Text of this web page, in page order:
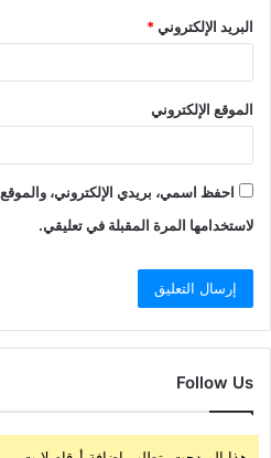
البريد الإلكتروني*
الموقع الإلكتروني
احفظ اسمي، بريدي الإلكتروني،
لاستخدامها المرة المقبلة في تعليقي.
Follow Us